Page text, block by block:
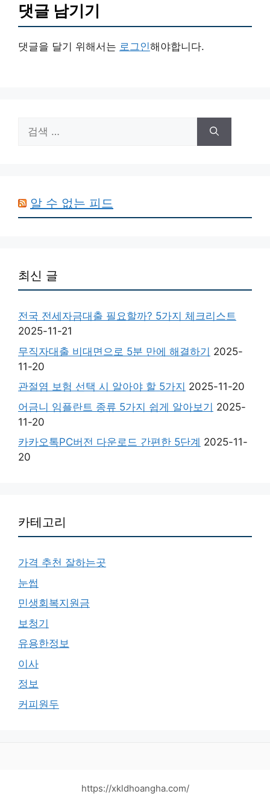
댓글 남기기
댓글을 달기 위해서는 로그인해야합니다.
색:
알 수 없는 피드
최신 글
전국 전세자금대출 필요할까? 5가지 체크리스트
2025-11-21
무직자대출 비대면으로 5분 만에 해결하기 2025-
11-20
관절염 보험 선택 시 알아야 할 5가지 2025-11-20
어금니 임플란트 종류 5가지 쉽게 알아보기 2025-
11-20
카카오톡PC버전 다운로드 간편한 5단계 2025-11-
20
카테고리
가격 추천 잘하는곳
눈썹
민생회복지원금
보청기
유용한정보
이사
정보
커피원두
https://xkldhoangha.com/